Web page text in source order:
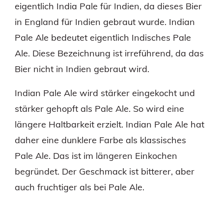
eigentlich India Pale für Indien, da dieses Bier
in England für Indien gebraut wurde. Indian
Pale Ale bedeutet eigentlich Indisches Pale
Ale. Diese Bezeichnung ist irreführend, da das
Bier nicht in Indien gebraut wird.
Indian Pale Ale wird stärker eingekocht und
stärker gehopft als Pale Ale. So wird eine
längere Haltbarkeit erzielt. Indian Pale Ale hat
daher eine dunklere Farbe als klassisches
Pale Ale. Das ist im längeren Einkochen
begründet. Der Geschmack ist bitterer, aber
auch fruchtiger als bei Pale Ale.